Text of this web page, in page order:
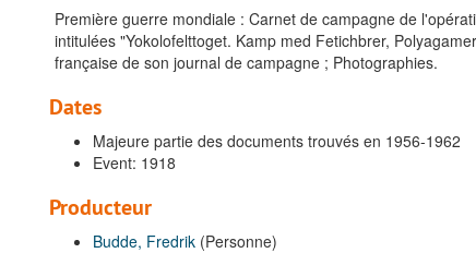
Première guerre mondiale : Carnet de campagne de
intitulées "Yokolofelttoget. Kamp med Fetichbrer,
française de son journal de campagne ; Photographies.
Dates
Majeure partie des documents trouvés en 1956-1962
Event: 1918
Producteur
Budde, Fredrik (Personne)